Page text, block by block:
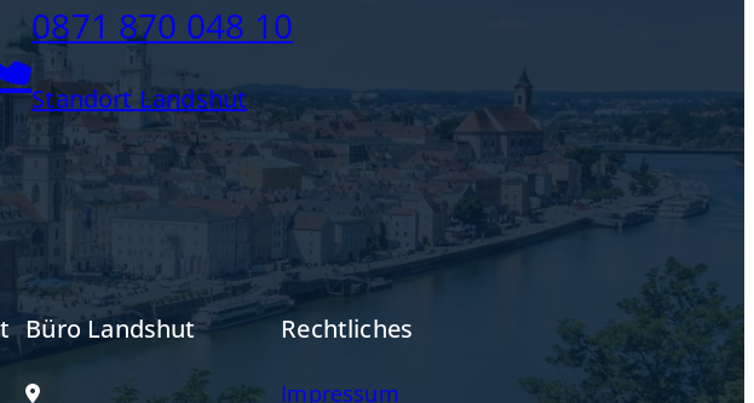
0871 870 048 10
Standort Landshut
Büro Landshut Rechtliches
Impressum